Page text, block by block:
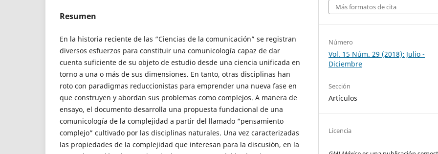
Resumen
En la historia reciente de las “Ciencias de la comunicación” se registran
diversos esfuerzos para constituir una comunicología capaz de dar
cuenta suficiente de su objeto de estudio desde una ciencia unificada en
torno a una o más de sus dimensiones. En tanto, otras disciplinas han
roto con paradigmas reduccionistas para emprender una nueva fase en
que construyen y abordan sus problemas como complejos. A manera de
ensayo, el documento desarrolla una propuesta fundacional de una
comunicología de la complejidad a partir del llamado “pensamiento
complejo” cultivado por las disciplinas naturales. Una vez caracterizadas
las propiedades de la complejidad que interesan para la discusión, en la
Más formatos de cita
Número
Vol. 15 Núm. 29 (2018): Julio -
Diciembre
Sección
Artículos
Licencia